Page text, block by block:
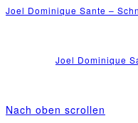
Joel Dominique Sante –
Joel Dominique
Nach oben scrollen